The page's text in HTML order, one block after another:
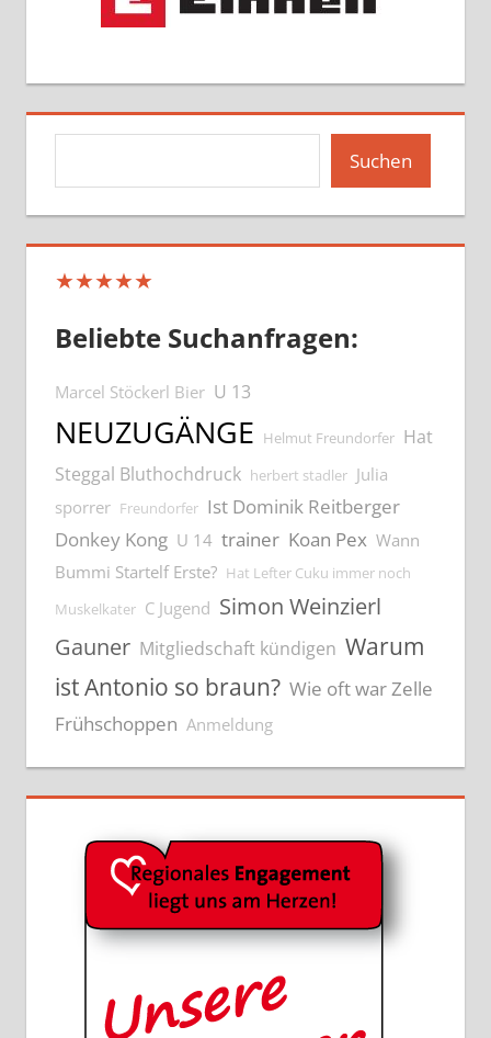
Suchen
★★★★★
Beliebte Suchanfragen:
Marcel Stöckerl Bier U 13
NEUZUGÄNGE Helmut Freundorfer Hat
Steggal Bluthochdruck herbert stadler Julia
sporrer Freundorfer Ist Dominik Reitberger
Donkey Kong U 14 trainer Koan Pex Wann
Bummi Startelf Erste? Hat Lefter Cuku immer noch
Muskelkater C Jugend Simon Weinzierl
Gauner Mitgliedschaft kündigen Warum
ist Antonio so braun? Wie oft war Zelle
Frühschoppen Anmeldung